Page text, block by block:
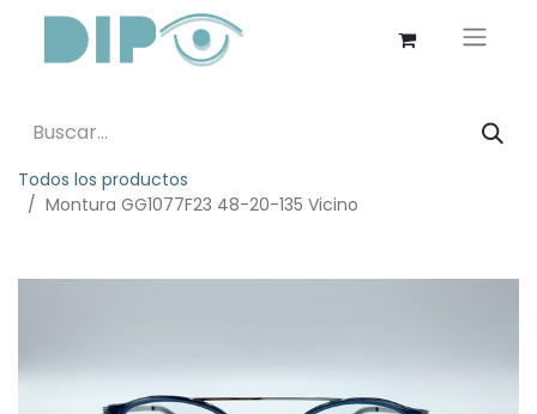
Todos los productos
Montura GG1077F23 48-20-135 Vicino